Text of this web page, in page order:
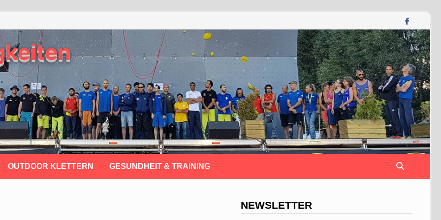
OUTDOOR KLETTERN GESUNDHEIT & TRAINING
NEWSLETTER